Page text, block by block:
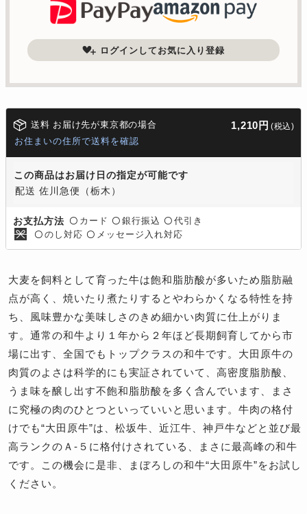
ログインしてお気に入り登録
送料 お届け先が東京都の場合 1,210円 (税込)
お住まいの住所で送料を確認
この商品はお届け日の指定が可能です
配送 佐川急便（栃木）
お支払方法 〇 カード 〇 銀行振込 〇 代引き
〇 のし対応 〇 メッセージ入れ対応
大麦を飼料として育った牛は飽和脂肪酸が多いため脂肪融
点が高く、焼いたり煮たりするとやわらかくなる特性を持
ち、風味豊かな美味しさのきめ細かい肉質に仕上がりま
す。通常の和牛より１年から２年ほど長期飼育してから市
場に出す、全国でもトップクラスの和牛です。大田原牛の
肉質のよさは科学的にも実証されていて、高密度脂肪酸、
うま味を醸し出す不飽和脂肪酸を多く含んでいます、まさ
に究極の肉のひとつといっていいと思います。牛肉の格付
けでも“大田原牛”は、松坂牛、近江牛、神戸牛などと並び最
高ランクのＡ-５に格付けされている、まさに最高峰の和牛
です。この機会に是非、まぼろしの和牛“大田原牛”をお試し
ください。